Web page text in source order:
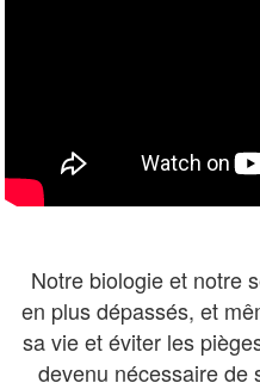
Notre biologie et notre
en plus dépassés, et
sa vie et éviter les
devenu nécessaire de